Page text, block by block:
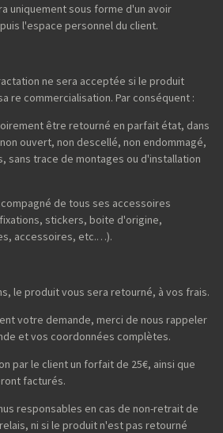
uniquement sous forme d'un avoir
l'espace personnel du client.
ne sera acceptée si le produit
re commercialisation. Par conséquent :
être retourné en parfait état, dans
ouvert, non descellé, non endommagé,
sans trace de montages ou d'installation
de tous ses accessoires
stickers, boite d'origine,
accessoires, etc.…).
le produit vous sera retourné, à vos frais.
votre demande, merci de nous rappeler
et vos coordonnées complètes.
par le client un forfait de 25€, ainsi que
facturés.
responsables en cas de non-retrait de
ni si le produit n'est pas retourné